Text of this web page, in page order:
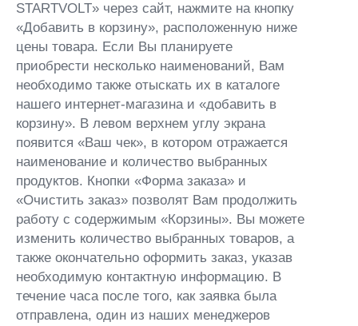
STARTVOLT» через сайт, нажмите на кнопку
«Добавить в корзину», расположенную ниже
цены товара. Если Вы планируете
приобрести несколько наименований, Вам
необходимо также отыскать их в каталоге
нашего интернет-магазина и «добавить в
корзину». В левом верхнем углу экрана
появится «Ваш чек», в котором отражается
наименование и количество выбранных
продуктов. Кнопки «Форма заказа» и
«Очистить заказ» позволят Вам продолжить
работу с содержимым «Корзины». Вы можете
изменить количество выбранных товаров, а
также окончательно оформить заказ, указав
необходимую контактную информацию. В
течение часа после того, как заявка была
отправлена, один из наших менеджеров